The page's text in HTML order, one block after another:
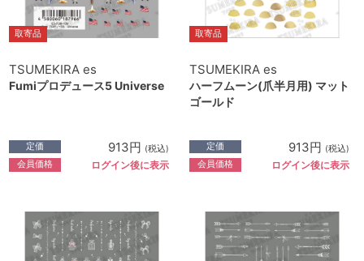
取寄品
TSUMEKIRA es
Fumiプロデュース5 Universe
定価 913円 (税込)
会員価格 ログイン後に表示
取寄品
TSUMEKIRA es
ハーフムーン(爪半月用) マット
ゴールド
定価 913円 (税込)
会員価格 ログイン後に表示